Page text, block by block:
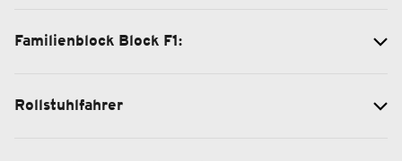
Familienblock Block F1:
Rollstuhlfahrer